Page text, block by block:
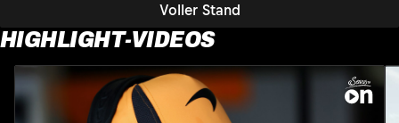
Voller Stand
HIGHLIGHT-VIDEOS